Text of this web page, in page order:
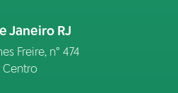
Janeiro RJ
Freire, n° 474
Centro